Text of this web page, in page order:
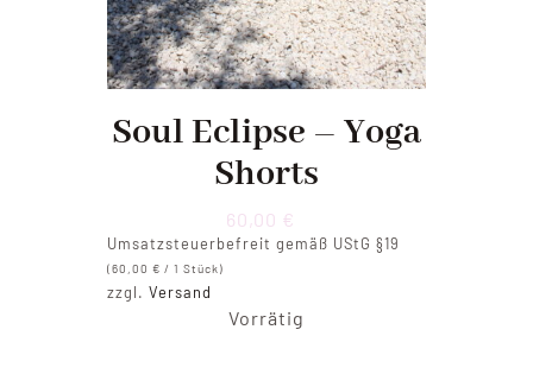
Soul Eclipse – Yoga
Shorts
60,00 €
Umsatzsteuerbefreit gemäß UStG §19
(60,00€ / 1 Stück)
zzgl.Versand
Vorrätig